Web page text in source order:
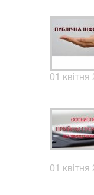
01
01